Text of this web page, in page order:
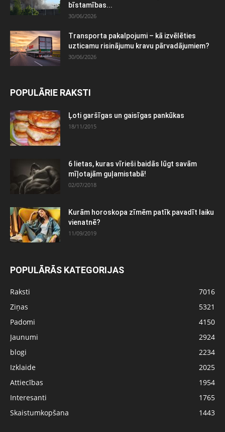
bīstamības...
30/06/2026
Transporta pakalpojumi – kā izvēlēties
uzticamu risinājumu kravu pārvadājumiem?
30/06/2026
POPULĀRIE RAKSTI
Ļoti garšīgas un gaisīgas pankūkas
18/11/2015
6 lietas, kuras vīrieši baidās lūgt savām
mīļotajām guļamistabā!
02/07/2018
Kurām horoskopa zīmēm patīk pavadīt laiku
vienatnē?
11/09/2019
POPULĀRĀS KATEGORIJAS
Raksti
7016
Ziņas
5321
Padomi
4150
Jaunumi
2924
blogi
2234
Izklaide
2025
Attiecības
1954
Interesanti
1765
Skaistumkopšana
1443